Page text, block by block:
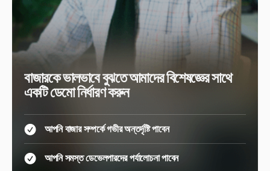
বাজারকে ভালভাবে বুঝতে আমাদের বিশেষজ্ঞের সাথে
একটি ডেমো নির্ধারণ করুন
আপনি বাজার সম্পর্কে গভীর অন্তর্দৃষ্টি পাবেন
আপনি সমস্ত ডেভেলপারদের পর্যালোচনা পাবেন